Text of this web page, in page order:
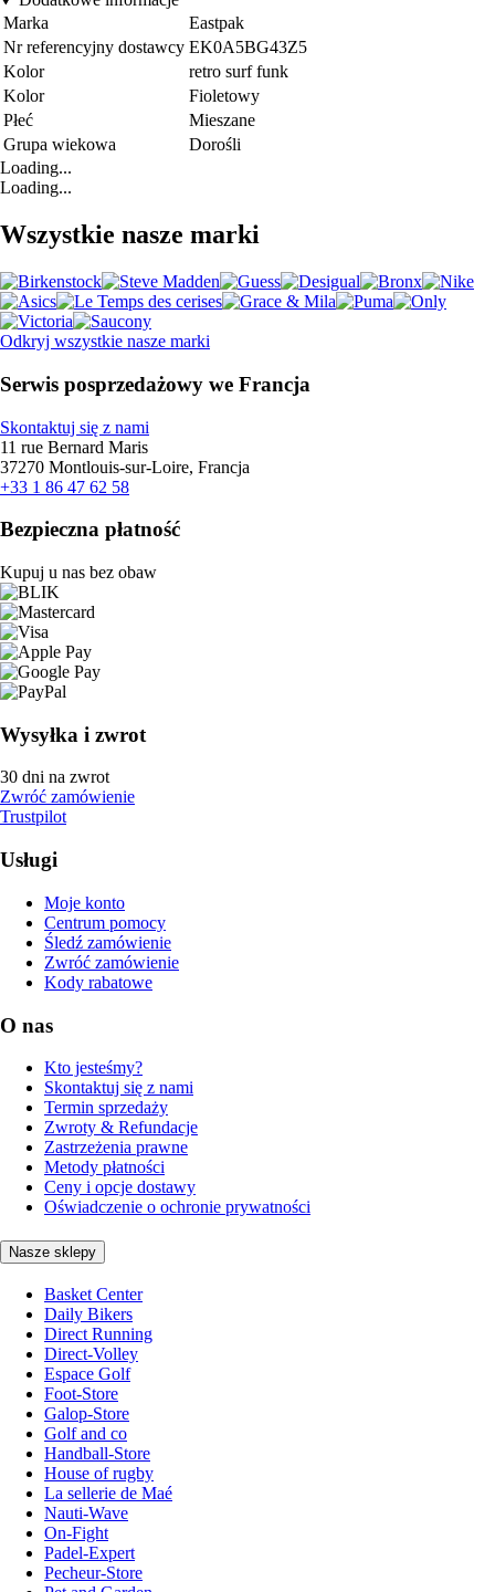
Marka
Eastpak
Nr referencyjny dostawcy EK0A5BG43Z5
Kolor
retro surf funk
Kolor
Fioletowy
Płeć
Mieszane
Grupa wiekowa
Dorośli
Loading...
Loading...
Wszystkie nasze marki
Odkryj wszystkie nasze marki
Serwis posprzedażowy we Francja
Skontaktuj się z nami
11 rue Bernard Maris
37270 Montlouis-sur-Loire, Francja
+33 1 86 47 62 58
Bezpieczna płatność
Kupuj u nas bez obaw
Wysyłka i zwrot
30 dni na zwrot
Zwróć zamówienie
Trustpilot
Usługi
Moje konto
Centrum pomocy
Śledź zamówienie
Zwróć zamówienie
Kody rabatowe
O nas
Kto jesteśmy?
Skontaktuj się z nami
Termin sprzedaży
Zwroty & Refundacje
Zastrzeżenia prawne
Metody płatności
Ceny i opcje dostawy
Oświadczenie o ochronie prywatności
Nasze sklepy
Basket Center
Daily Bikers
Direct Running
Direct-Volley
Espace Golf
Foot-Store
Galop-Store
Golf and co
Handball-Store
House of rugby
La sellerie de Maé
Nauti-Wave
On-Fight
Padel-Expert
Pecheur-Store